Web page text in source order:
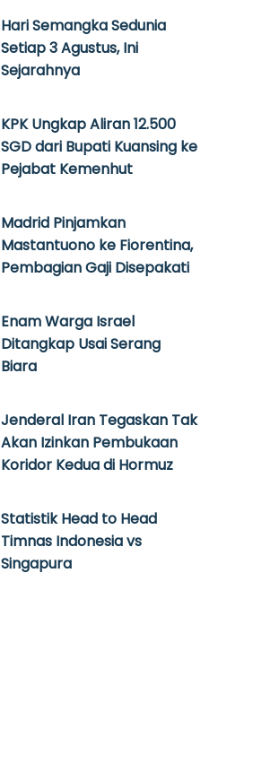
Hari Semangka Sedunia
Setiap 3 Agustus, Ini
Sejarahnya
KPK Ungkap Aliran 12.500
SGD dari Bupati Kuansing ke
Pejabat Kemenhut
Madrid Pinjamkan
Mastantuono ke Fiorentina,
Pembagian Gaji Disepakati
Enam Warga Israel
Ditangkap Usai Serang
Biara
Jenderal Iran Tegaskan Tak
Akan Izinkan Pembukaan
Koridor Kedua di Hormuz
Statistik Head to Head
Timnas Indonesia vs
Singapura